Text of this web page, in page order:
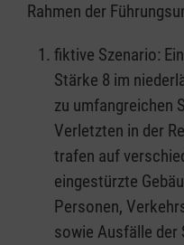
Rahmen der
fiktive Szenario:
Stärke 8 im
zu umfangreichen
Verletzten in der
trafen auf
eingestürzte
Personen,
sowie Ausfälle der